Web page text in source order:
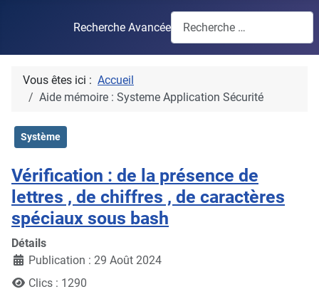
Recherche Avancée
Vous êtes ici : Accueil
Aide mémoire : Systeme Application Sécurité
Système
Vérification : de la présence de
lettres , de chiffres , de caractères
spéciaux sous bash
Détails
Publication : 29 Août 2024
Clics : 1290